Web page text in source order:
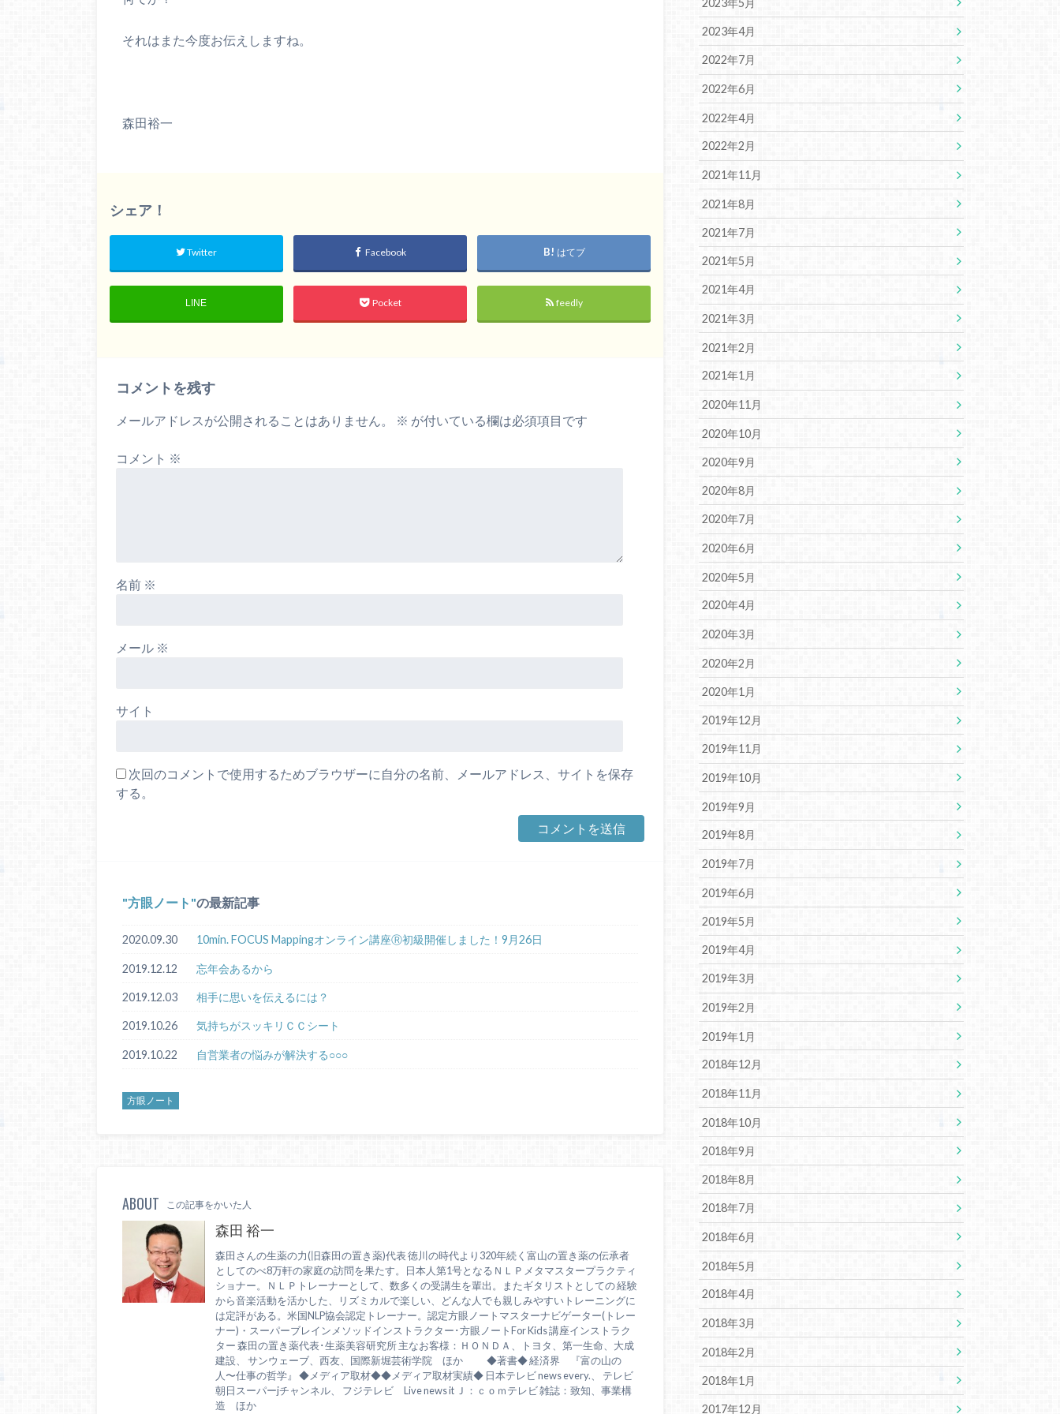
それはまた今度お伝えしますね。
森田裕一
シェア！
Twitter Facebook はてブ
LINE Pocket feedly
コメントを残す
メールアドレスが公開されることはありません。 ※ が付いている欄は必須項目です
コメント ※
名前 ※
メール ※
サイト
次回のコメントで使用するためブラウザーに自分の名前、メールアドレス、サイトを保存
する。
方眼ノート の最新記事
2020.09.30 10min. FOCUS Mappingオンライン講座Ⓡ初級開催しました！9月26日
2019.12.12 忘年会あるから
2019.12.03 相手に思いを伝えるには？
2019.10.26 気持ちがスッキリＣＣシート
2019.10.22 自営業者の悩みが解決する○○○
方眼ノート
ABOUT この記事をかいた人
森田 裕一
森田さんの生薬の力(旧森田の置き薬)代表 徳川の時代より320年続く富山の置き薬の伝承者
としてのべ8万軒の家庭の訪問を果たす。日本人第1号となるＮＬＰメタマスタープラクティ
ショナー。ＮＬＰトレーナーとして、数多くの受講生を輩出。またギタリストとしての 経験
から音楽活動を活かした、リズミカルで楽しい、どんな人でも親しみやすいトレーニングに
は定評がある。米国NLP協会認定トレーナー。認定方眼ノートマスターナビゲーター(トレー
ナー)・スーパーブレインメソッドインストラクター･方眼ノートFor Kids 講座インストラク
ター 森田の置き薬代表･生薬美容研究所 主なお客様：ＨＯＮＤＡ、トヨタ、第一生命、大成
建設、 サンウェーブ、西友、国際新堀芸術学院 ほか ◆著書◆ 経済界 『富の山の
人〜仕事の哲学』 ◆メディア取材◆◆メディア取材実績◆ 日本テレビ news every.、 テレビ
朝日スーパーjチャンネル、 フジテレビ Live news it Ｊ：ｃｏｍテレビ 雑誌：致知、事業構
造 ほか
2023年4月
2022年7月
2022年6月
2022年4月
2022年2月
2021年11月
2021年8月
2021年7月
2021年5月
2021年4月
2021年3月
2021年2月
2021年1月
2020年11月
2020年10月
2020年9月
2020年8月
2020年7月
2020年6月
2020年5月
2020年4月
2020年3月
2020年2月
2020年1月
2019年12月
2019年11月
2019年10月
2019年9月
2019年8月
2019年7月
2019年6月
2019年5月
2019年4月
2019年3月
2019年2月
2019年1月
2018年12月
2018年11月
2018年10月
2018年9月
2018年8月
2018年7月
2018年6月
2018年5月
2018年4月
2018年3月
2018年2月
2018年1月
2017年12月